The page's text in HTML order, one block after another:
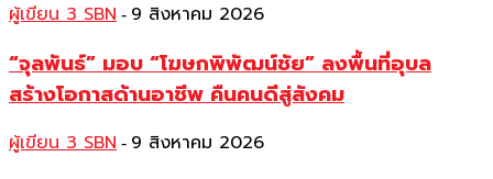
ผู้เขียน 3 SBN - 9 สิงหาคม 2026
“จุลพันธ์” มอบ “โฆษกพิพัฒน์ชัย” ลงพื้นที่อุบล
สร้างโอกาสด้านอาชีพ คืนคนดีสู่สังคม
ผู้เขียน 3 SBN - 9 สิงหาคม 2026